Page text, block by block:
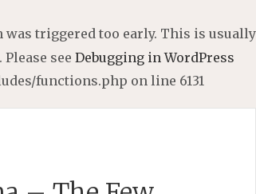
was triggered too early. This is usually
see Debugging in WordPress
functions.php on line 6131